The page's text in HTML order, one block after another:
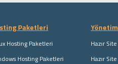
Paketleri
Hosting Paketleri
Hosting Paketleri
Hazır
Hazır